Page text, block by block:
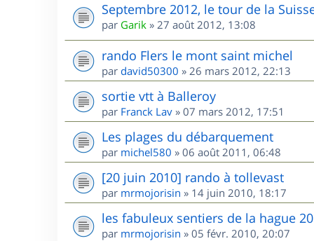
Septembre 2012, le tour de la
par Garik » 27 août 2012, 13:08
rando Flers le mont saint michel
par david50300 » 26 mars 2012, 22:13
sortie vtt à Balleroy
par Franck Lav » 07 mars 2012, 17:51
Les plages du débarquement
par michel580 » 06 août 2011, 06:48
[20 juin 2010] rando à tollevast
par mrmojorisin » 14 juin 2010, 18:17
les fabuleux sentiers de la hague
par mrmojorisin » 05 févr. 2010, 20:07